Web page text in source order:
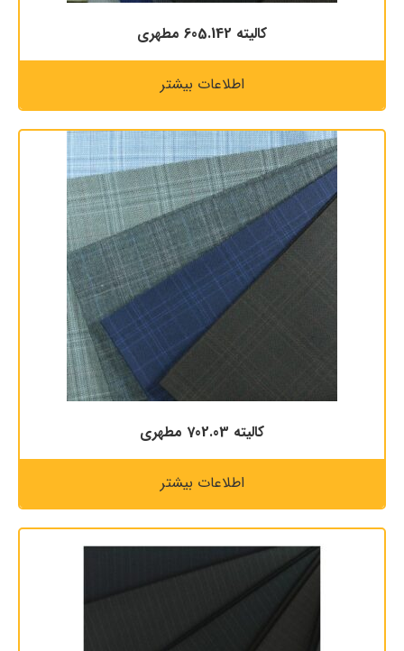
كاليته 605.142 مطهری
اطلاعات بیشتر
كاليته 702.03 مطهری
اطلاعات بیشتر